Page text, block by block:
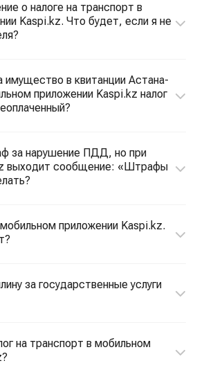
о налоге на транспорт в
Kaspi.kz. Что будет, если я не
имущество в квитанции Астана-
приложении Kaspi.kz налог
за нарушение ПДД, но при
выходит сообщение: «Штрафы
приложении Kaspi.kz.
за государственные услуги
на транспорт в мобильном